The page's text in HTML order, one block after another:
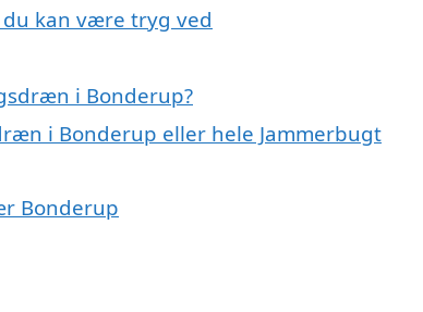
kan være tryg ved
i Bonderup?
i Bonderup eller hele Jammerbugt
Bonderup